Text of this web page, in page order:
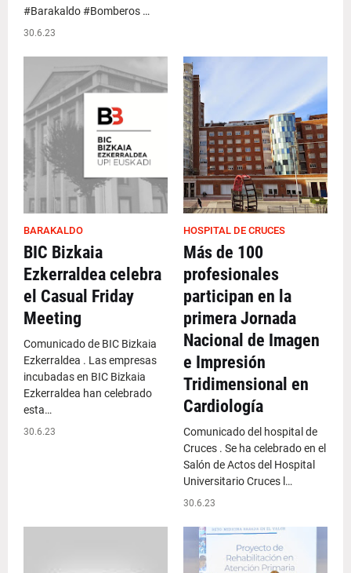
#Barakaldo #Bomberos …
30.6.23
BARAKALDO
BIC Bizkaia
Ezkerraldea celebra
el Casual Friday
Meeting
Comunicado de BIC Bizkaia
Ezkerraldea . Las empresas
incubadas en BIC Bizkaia
Ezkerraldea han celebrado
esta…
30.6.23
HOSPITAL DE CRUCES
Más de 100
profesionales
participan en la
primera Jornada
Nacional de Imagen
e Impresión
Tridimensional en
Cardiología
Comunicado del hospital de
Cruces . Se ha celebrado en el
Salón de Actos del Hospital
Universitario Cruces l…
30.6.23